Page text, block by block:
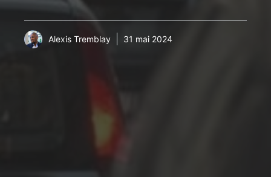
Alexis Tremblay 31 mai 2024